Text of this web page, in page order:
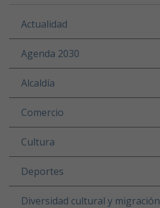
Actualidad
Agenda 2030
Alcaldía
Comercio
Cultura
Deportes
Diversidad cultural y migración